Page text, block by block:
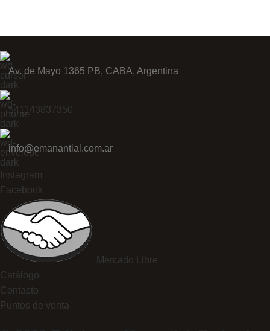
Av. de Mayo 1365 PB, CABA, Argentina
541143837350
info@emanantial.com.ar
Instagram
Facebook
Mercado Libre
Catálogo
Contacto
Puntos de venta